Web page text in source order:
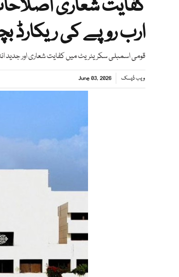
ارب روپے کی ریکارڈ
قومی اسمبلی سکریٹریٹ میں کفایت شعاری اور
ویب ڈیسک June 03, 2026